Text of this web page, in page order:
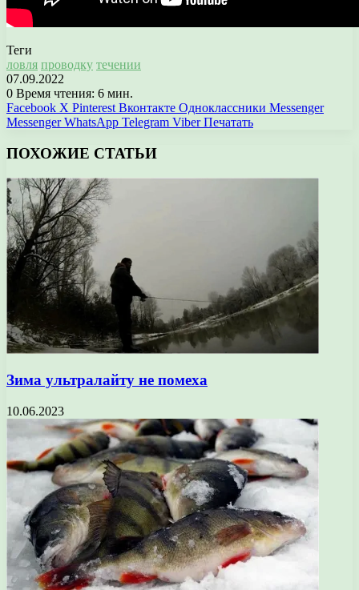
Теги
ловля проводку течении
07.09.2022
0 Время чтения: 6 мин.
Facebook X Pinterest Вконтакте Одноклассники Messenger
Messenger WhatsApp Telegram Viber Печатать
ПОХОЖИЕ СТАТЬИ
Зима ультралайту не помеха
10.06.2023